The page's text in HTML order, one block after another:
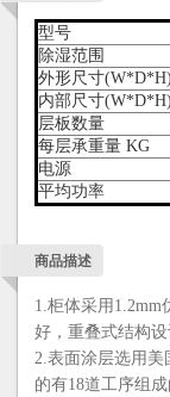
型号
除湿范围
外形尺寸(W*D*H)
内部尺寸(W*D*H)
层板数量
每层承重量 KG
电源
平均功率
商品描述
1.柜体采用
好，重叠式结构设
2.表面涂层选用
的有18道工序组